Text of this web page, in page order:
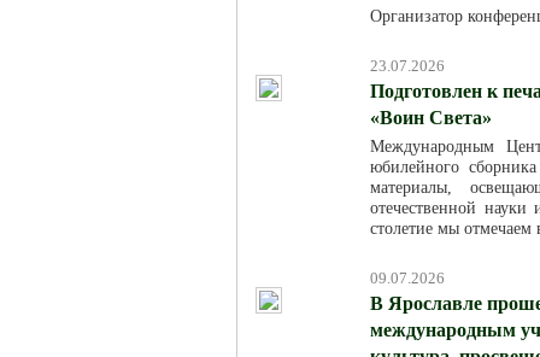
Организатор
23.07.2026
Подготовлен к
«Воин Света»
Международным
юбилейного
материалы,
отечественной
столетие мы отмечаем
09.07.2026
В Ярославле
международным